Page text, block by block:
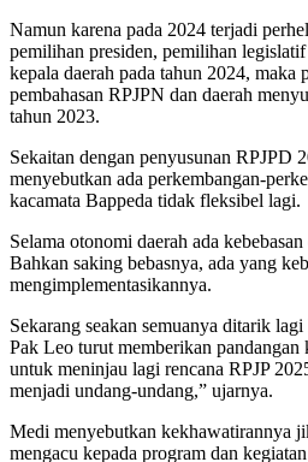
Namun karena pada 2024 terjadi
pemilihan presiden, pemilihan
kepala daerah pada tahun 2024, maka
pembahasan RPJPN dan daerah
tahun 2023.
Sekaitan dengan penyusunan RPJPD
menyebutkan ada perkembangan-
kacamata Bappeda tidak fleksibel lagi.
Selama otonomi daerah ada
Bahkan saking bebasnya, ada yang
mengimplementasikannya.
Sekarang seakan semuanya ditarik
Pak Leo turut memberikan pandangan
untuk meninjau lagi rencana RPJP
menjadi undang-undang,” ujarnya.
Medi menyebutkan kekhawatirannya
mengacu kepada program dan